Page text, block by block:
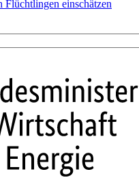
einschätzen